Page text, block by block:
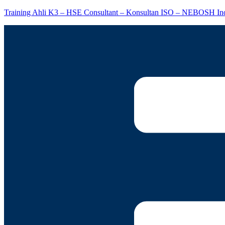
Training Ahli K3 – HSE Consultant – Konsultan ISO – NEBOSH